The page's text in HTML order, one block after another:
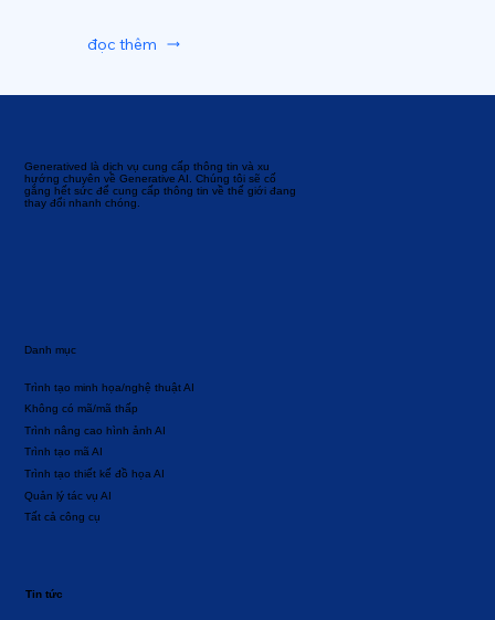
Generatived là dịch vụ cung cấp thông tin và xu
hướng chuyên về Generative AI. Chúng tôi sẽ cố
gắng hết sức để cung cấp thông tin về thế giới đang
thay đổi nhanh chóng.
Danh mục
Tất cả công cụ
Quản lý tác vụ AI
Trình tạo thiết kế đồ họa AI
Không có mã/mã thấp
Trình tạo mã AI
Trình nâng cao hình ảnh AI
Trình tạo minh họa/nghệ thuật AI
Tin tức
đọc thêm